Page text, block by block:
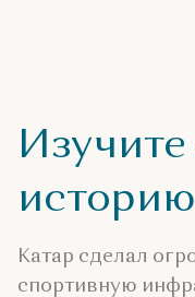
Катар сделал
спортивную